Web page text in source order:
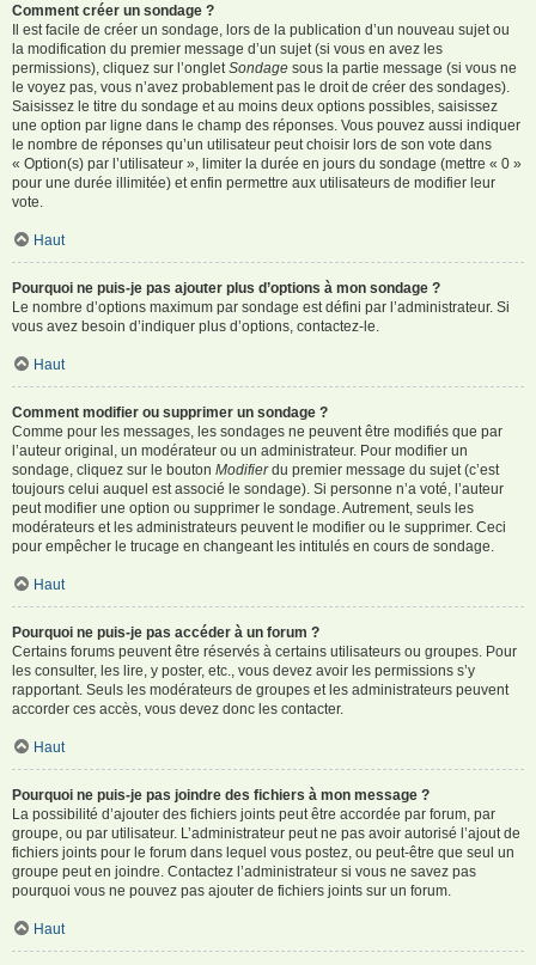
Comment créer un sondage ?
Il est facile de créer un sondage, lors de la publication d’un nouveau sujet ou
la modification du premier message d’un sujet (si vous en avez les
permissions), cliquez sur l’onglet Sondage sous la partie message (si vous ne
le voyez pas, vous n’avez probablement pas le droit de créer des sondages).
Saisissez le titre du sondage et au moins deux options possibles, saisissez
une option par ligne dans le champ des réponses. Vous pouvez aussi indiquer
le nombre de réponses qu’un utilisateur peut choisir lors de son vote dans
« Option(s) par l’utilisateur », limiter la durée en jours du sondage (mettre « 0 »
pour une durée illimitée) et enfin permettre aux utilisateurs de modifier leur
vote.
Haut
Pourquoi ne puis-je pas ajouter plus d’options à mon sondage ?
Le nombre d’options maximum par sondage est défini par l’administrateur. Si
vous avez besoin d’indiquer plus d’options, contactez-le.
Haut
Comment modifier ou supprimer un sondage ?
Comme pour les messages, les sondages ne peuvent être modifiés que par
l’auteur original, un modérateur ou un administrateur. Pour modifier un
sondage, cliquez sur le bouton Modifierdu premier message du sujet (c’est
toujours celui auquel est associé le sondage). Si personne n’a voté, l’auteur
peut modifier une option ou supprimer le sondage. Autrement, seuls les
modérateurs et les administrateurs peuvent le modifier ou le supprimer. Ceci
pour empêcher le trucage en changeant les intitulés en cours de sondage.
Haut
Pourquoi ne puis-je pas accéder à un forum ?
Certains forums peuvent être réservés à certains utilisateurs ou groupes. Pour
les consulter, les lire, y poster, etc., vous devez avoir les permissions s’y
rapportant. Seuls les modérateurs de groupes et les administrateurs peuvent
accorder ces accès, vous devez donc les contacter.
Haut
Pourquoi ne puis-je pas joindre des fichiers à mon message ?
La possibilité d’ajouter des fichiers joints peut être accordée par forum, par
groupe, ou par utilisateur. L’administrateur peut ne pas avoir autorisé l’ajout de
fichiers joints pour le forum dans lequel vous postez, ou peut-être que seul un
groupe peut en joindre. Contactez l’administrateur si vous ne savez pas
pourquoi vous ne pouvez pas ajouter de fichiers joints sur un forum.
Haut